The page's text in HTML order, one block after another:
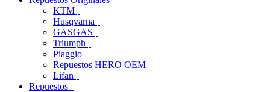
KTM
Husqvarna
GASGAS
Triumph
Piaggio
Repuestos HERO OEM
Lifan
Repuestos